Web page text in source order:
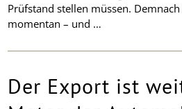
Prüfstand stellen müssen.
momentan – und …
Der Export ist